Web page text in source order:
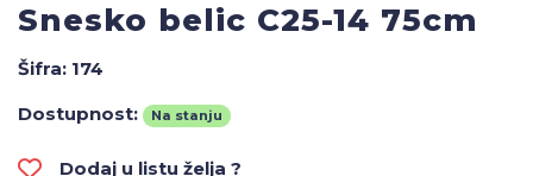
Snesko belic C25-14 75cm
Šifra: 174
Dostupnost:
Na stanju
Dodaj u listu želja ?